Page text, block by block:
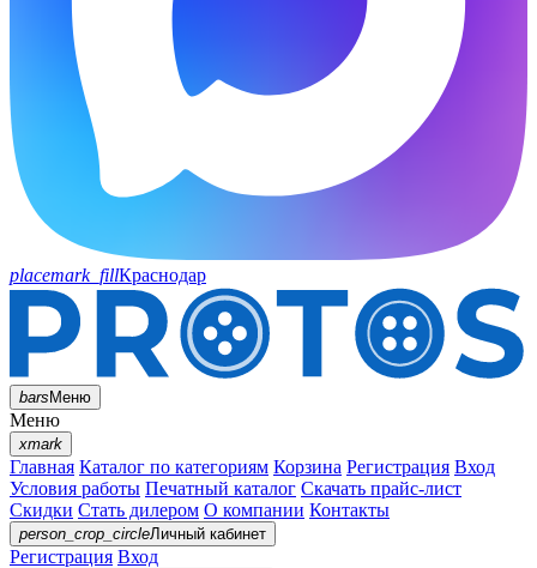
placemark_fillКраснодар
barsМеню
Меню
xmark
Главная Каталог по категориям Корзина Регистрация Вход
Условия работы Печатный каталог Скачать прайс-лист
Скидки Стать дилером О компании Контакты
person_crop_circleЛичный кабинет
Регистрация Вход